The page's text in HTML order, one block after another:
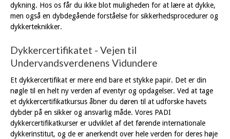
dykning. Hos os får du ikke blot muligheden for at lære at dykke,
men også en dybdegående forståelse for sikkerhedsprocedurer og
dykkerteknikker.
Dykkercertifikatet - Vejen til
Undervandsverdenens Vidundere
Et dykkercertifikat er mere end bare et stykke papir. Det er din
nøgle til en helt ny verden af eventyr og opdagelser. Ved at tage
et dykkercertifikatkursus åbner du døren til at udforske havets
dybder på en sikker og ansvarlig måde. Vores PADI
dykkercertifikatkurser er udviklet af det førende internationale
dykkerinstitut, og de er anerkendt over hele verden for deres høje